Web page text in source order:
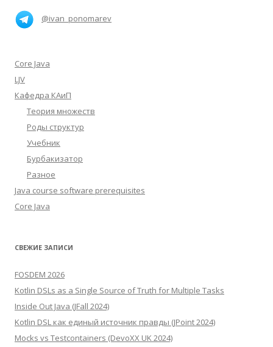
@ivan_ponomarev
Core Java
LJV
Кафедра КАиП
Теория множеств
Роды структур
Учебник
Бурбакизатор
Разное
Java course software prerequisites
Core Java
СВЕЖИЕ ЗАПИСИ
FOSDEM 2026
Kotlin DSLs as a Single Source of Truth for Multiple Tasks
Inside Out Java (JFall 2024)
Kotlin DSL как единый источник правды (JPoint 2024)
Mocks vs Testcontainers (DevoXX UK 2024)